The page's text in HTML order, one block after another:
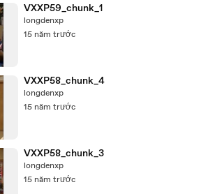
VXXP59_chunk_1
longdenxp
15 năm trước
VXXP58_chunk_4
longdenxp
15 năm trước
VXXP58_chunk_3
longdenxp
15 năm trước